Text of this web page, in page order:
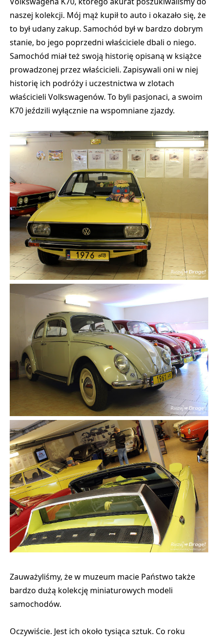
naszej kolekcji. Mój mąż kupił to auto i okazało się, że
to był udany zakup. Samochód był w bardzo dobrym
stanie, bo jego poprzedni właściciele dbali o niego.
Samochód miał też swoją historię opisaną w książce
prowadzonej przez właścicieli. Zapisywali oni w niej
historię ich podróży i uczestnictwa w zlotach
właścicieli Volkswagenów. To byli pasjonaci, a swoim
K70 jeździli wyłącznie na wspomniane zjazdy.
Zauważyliśmy, że w muzeum macie Państwo także
bardzo dużą kolekcję miniaturowych modeli
samochodów.
Oczywiście. Jest ich około tysiąca sztuk. Co roku